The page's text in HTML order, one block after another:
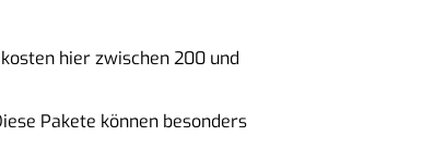
hier zwischen 200 und
Pakete können besonders